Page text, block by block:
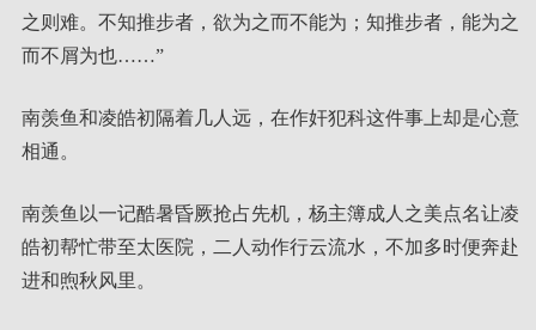
之则难。不知推步者，欲为之而不能为；知推步者，能为之
而不屑为也……”
南羡鱼和凌皓初隔着几人远，在作奸犯科这件事上却是心意
相通。
南羡鱼以一记酷暑昏厥抢占先机，杨主簿成人之美点名让凌
皓初帮忙带至太医院，二人动作行云流水，不加多时便奔赴
进和煦秋风里。